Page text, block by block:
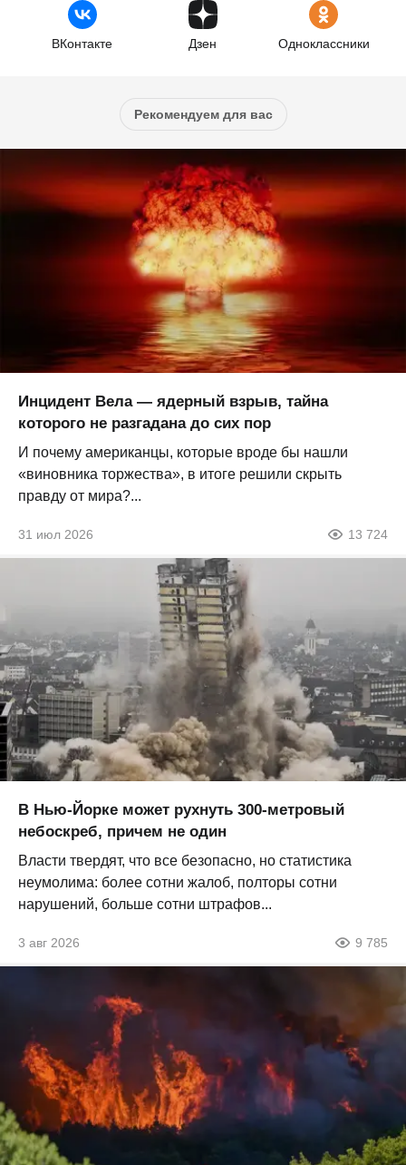
ВКонтакте Дзен Одноклассники
Рекомендуем для вас
Инцидент Вела — ядерный взрыв, тайна
которого не разгадана до сих пор
И почему американцы, которые вроде бы нашли
«виновника торжества», в итоге решили скрыть
правду от мира?...
31 июл 2026 13 724
В Нью-Йорке может рухнуть 300-метровый
небоскреб, причем не один
Власти твердят, что все безопасно, но статистика
неумолима: более сотни жалоб, полторы сотни
нарушений, больше сотни штрафов...
3 авг 2026 9 785